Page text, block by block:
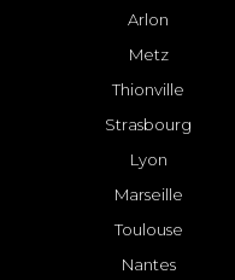
Arlon
Metz
Thionville
Strasbourg
Lyon
Marseille
Toulouse
Nantes